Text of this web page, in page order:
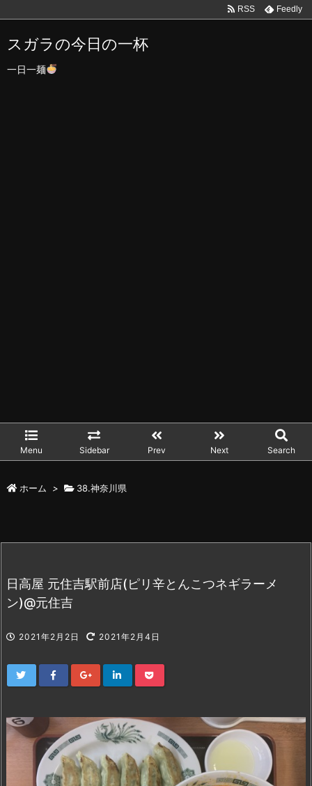
スガラの今日の一杯
一日一麺
Menu Sidebar Prev Next Search
RSS Feedly
ホーム > 38.神奈川県
日高屋 元住吉駅前店(ピリ辛とんこつネギラーメ
ン)@元住吉
2021年2月2日 2021年2月4日